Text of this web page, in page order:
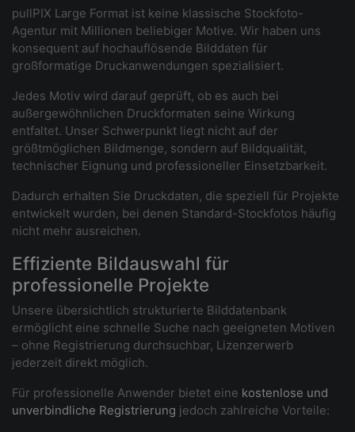
pullPIX Large Format ist keine klassische Stockfoto-
Agentur mit Millionen beliebiger Motive. Wir haben uns
konsequent auf hochauflösende Bilddaten für
großformatige Druckanwendungen spezialisiert.
Jedes Motiv wird darauf geprüft, ob es auch bei
außergewöhnlichen Druckformaten seine Wirkung
entfaltet. Unser Schwerpunkt liegt nicht auf der
größtmöglichen Bildmenge, sondern auf Bildqualität,
technischer Eignung und professioneller Einsetzbarkeit.
Dadurch erhalten Sie Druckdaten, die speziell für Projekte
entwickelt wurden, bei denen Standard-Stockfotos häufig
nicht mehr ausreichen.
Effiziente Bildauswahl für
professionelle Projekte
Unsere übersichtlich strukturierte Bilddatenbank
ermöglicht eine schnelle Suche nach geeigneten Motiven
– ohne Registrierung durchsuchbar, Lizenzerwerb
jederzeit direkt möglich.
Für professionelle Anwender bietet eine kostenlose und
unverbindliche Registrierung jedoch zahlreiche Vorteile: